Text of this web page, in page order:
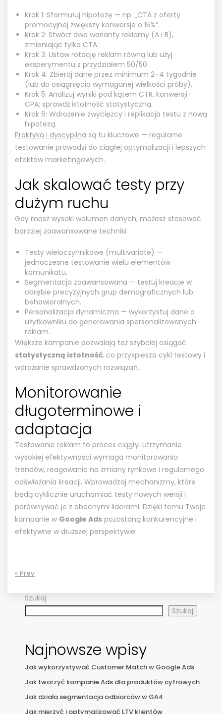
Krok 1: Sformułuj hipotezę — np. „CTA z oferty
promocyjnej zwiększy konwersje o 15%”.
Krok 2: Stwórz dwa warianty reklamy (A i B),
zmieniając tylko CTA.
Krok 3: Ustaw rotację reklam równą lub użyj
eksperymentu z przydziałem 50/50.
Krok 4: Zbieraj dane przez minimum 2–4 tygodnie
(lub do osiągnięcia wymaganej wielkości próby).
Krok 5: Analizuj wyniki pod kątem CTR, konwersji i
CPA; sprawdź istotność statystyczną.
Krok 6: Wdrożenie zwycięzcy i replikacja testu z nową
hipotezą.
Praktyka i dyscyplina są tu kluczowe — regularne
testowanie prowadzi do ciągłej optymalizacji i lepszych
efektów marketingowych.
Jak skalować testy przy
dużym ruchu
Gdy masz wysoki wolumen danych, możesz stosować
bardziej zaawansowane techniki:
Testy wieloczynnikowe (multivariate) —
jednoczesne testowanie wielu elementów
komunikatu.
Segmentacja zaawansowana — testuj kreacje w
obrębie precyzyjnych grup demograficznych lub
behawioralnych.
Personalizacja dynamiczna — wykorzystuj dane o
użytkowniku do generowania spersonalizowanych
reklam.
Większe kampanie pozwalają też szybciej osiągać
statystyczną istotność, co przyspiesza cykl testowy i
wdrażanie sprawdzonych rozwiązań.
Monitorowanie
długoterminowe i
adaptacja
Testowanie reklam to proces ciągły. Utrzymanie
wysokiej efektywności wymaga monitorowania
trendów, reagowania na zmiany rynkowe i regularnego
odświeżania kreacji. Wprowadzaj mechanizmy, które
będą cyklicznie uruchamiać testy nowych wersji i
porównywać je z obecnymi liderami. Dzięki temu Twoje
kampanie w Google Ads pozostaną konkurencyjne i
efektywne w dłuższej perspektywie.
« Prev
Szukaj
Szukaj
Najnowsze wpisy
Jak wykorzystywać Customer Match w Google Ads
Jak tworzyć kampanie Ads dla produktów cyfrowych
Jak działa segmentacja odbiorców w GA4
Jak mierzyć i optymalizować LTV klientów